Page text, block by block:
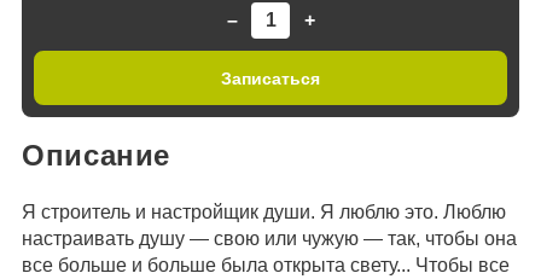
– +
Записаться
Описание
Я строитель и настройщик души. Я люблю это. Люблю
настраивать душу — свою или чужую — так, чтобы она
все больше и больше была открыта свету... Чтобы все